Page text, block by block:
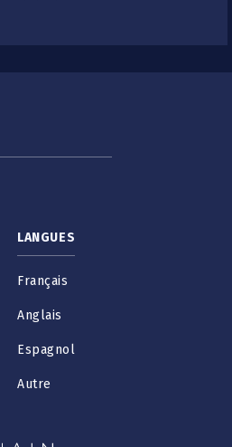
LANGUES
Français
Anglais
Espagnol
Autre